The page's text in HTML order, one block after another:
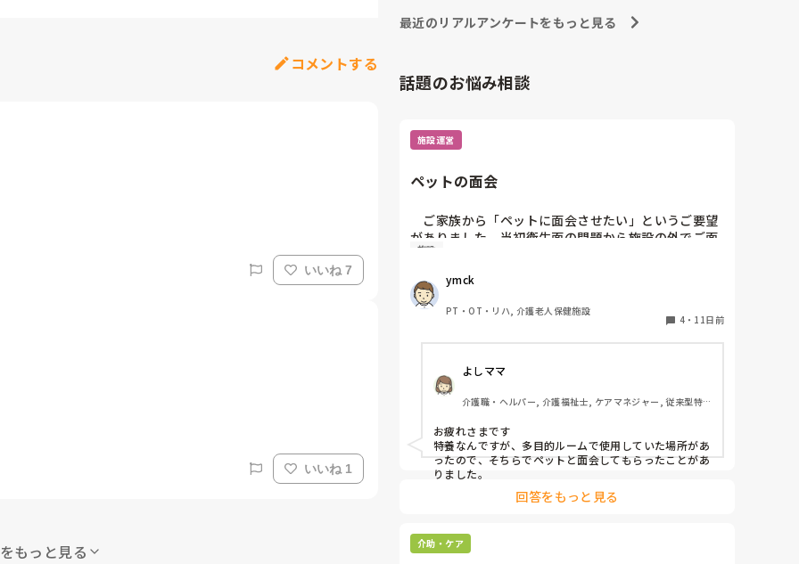
コメントする
いいね 7
いいね 1
もっと見る
最近のリアルアンケートをもっと見る
話題のお悩み相談
施設運営
ペットの面会
ご家族から「ペットに面会させたい」というご要望
がありました。当初衛生面の問題から施設の外でご面
会いただいたのですが、段々と状態がかわりお看取り
もいかず、ビデオ通話でお願いしました。
ご本人にとっても大切なご家族かと思いますし、心
情的にはご対応したいのですが…。何か私共と別の方
法で対応されたケースやアイデアがあればお教え願い
施設
ymck
PT・OT・リハ, 介護老人保健施設
4・ 11日前
よしママ
介護職・ヘルパー, 介護福祉士, ケアマネジャー, 従来型特
お疲れさまです
特養なんですが、多目的ルームで使用していた場所があ
ったので、そちらでペットと面会してもらったことがあ
りました。
回答をもっと見る
介助・ケア